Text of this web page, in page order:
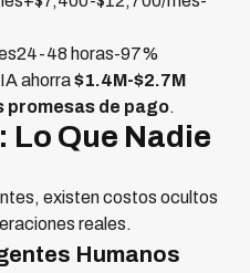
48 horas-97%
ahorra$1.4M-$2.7M
promesas de pago.
Que Nadie
existen costos ocultos
reales.
Humanos